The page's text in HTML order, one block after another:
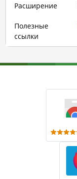
Расширение
Полезные
ссылки